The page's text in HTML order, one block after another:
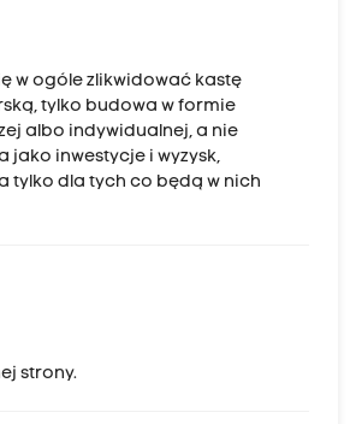
w ogóle zlikwidować kastę
tylko budowa w formie
albo indywidualnej, a nie
jako inwestycje i wyzysk,
tylko dla tych co będą w nich
strony.